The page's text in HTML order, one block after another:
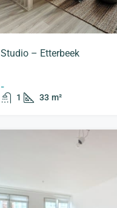
Studio – Etterbeek
-
1 33 m²